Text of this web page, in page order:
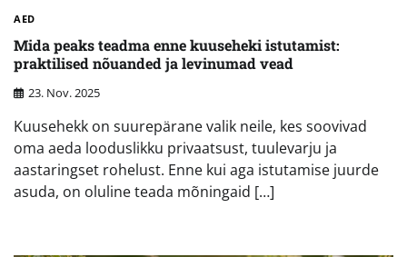
AED
Mida peaks teadma enne kuuseheki istutamist:
praktilised nõuanded ja levinumad vead
23. Nov. 2025
Kuusehekk on suurepärane valik neile, kes soovivad
oma aeda looduslikku privaatsust, tuulevarju ja
aastaringset rohelust. Enne kui aga istutamise juurde
asuda, on oluline teada mõningaid […]